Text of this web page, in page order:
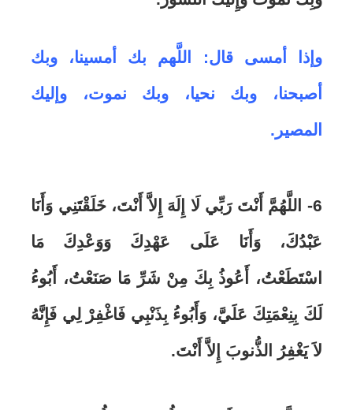
وإذا أمسى قال: اللَّهم بك أمسينا، وبك
أصبحنا، وبك نحيا، وبك نموت، وإليك
المصير.
6- اللَّهُمَّ أَنْتَ رَبِّي لَا إِلَهَ إِلاَّ أَنْتَ، خَلَقْتَنِي وَأَنَا
عَبْدُكَ، وَأَنَا عَلَى عَهْدِكَ وَوَعْدِكَ مَا
اسْتَطَعْتُ، أَعُوذُ بِكَ مِنْ شَرِّ مَا صَنَعْتُ، أَبُوءُ
لَكَ بِنِعْمَتِكَ عَلَيَّ، وَأَبُوءُ بِذَنْبِي فَاغْفِرْ لِي فَإِنَّهُ
لاَ يَغْفِرُ الذُّنوبَ إِلاَّ أَنْتَ.